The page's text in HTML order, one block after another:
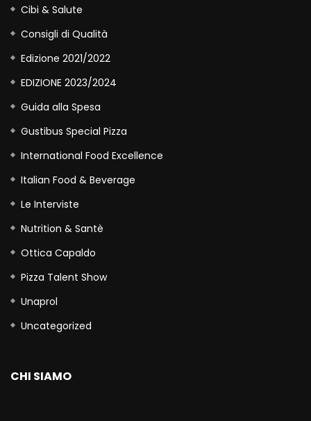
Cibi & Salute
Consigli di Qualità
Edizione 2021/2022
EDIZIONE 2023/2024
Guida alla Spesa
Gustibus Special Pizza
International Food Excellence
Italian Food & Beverage
Le Interviste
Nutrition & Santè
Ottica Capaldo
Pizza Talent Show
Unaprol
Uncategorized
CHI SIAMO